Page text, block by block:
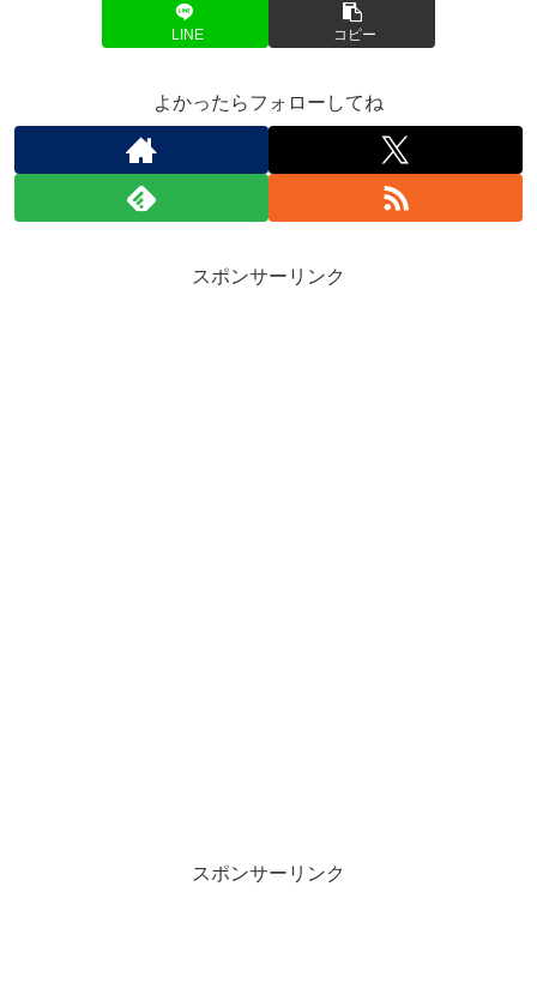
LINE コピー
よかったらフォローしてね
スポンサーリンク
スポンサーリンク